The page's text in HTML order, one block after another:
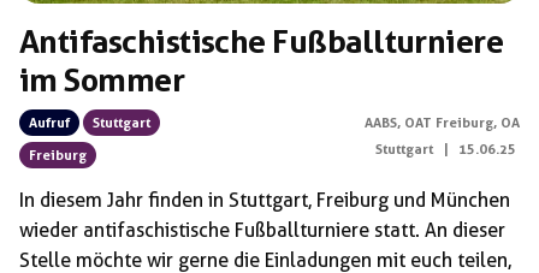
Antifaschistische Fußballturniere
im Sommer
Aufruf
Stuttgart
Freiburg
AABS, OAT Freiburg, OA
Stuttgart
| 15.06.25
In diesem Jahr finden in Stuttgart, Freiburg und München
wieder antifaschistische Fußballturniere statt. An dieser
Stelle möchte wir gerne die Einladungen mit euch teilen,